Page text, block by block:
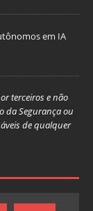
em IA
terceiros e não
da Segurança ou
de qualquer